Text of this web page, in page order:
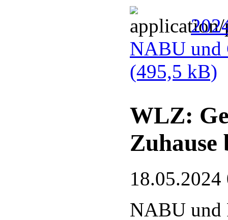
NABU und
(495,5 kB)
WLZ:
Zuhause
18.05.2024
NABU und